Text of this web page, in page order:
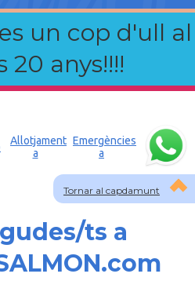
un cop d'ull al
20 anys!!!!
Tornar al capdamunt
Allotjament
a
Emergències
a
ts a